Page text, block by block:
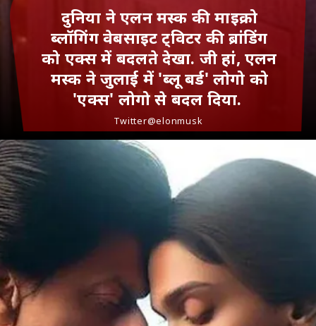
Twitter@elonmusk
दुनिया ने एलन मस्क की माइक्रो
ब्लॉगिंग वेबसाइट ट्विटर की ब्रांडिंग
को एक्स में बदलते देखा. जी हां, एलन
मस्क ने जुलाई में 'ब्लू बर्ड' लोगो को
'एक्स' लोगो से बदल दिया.